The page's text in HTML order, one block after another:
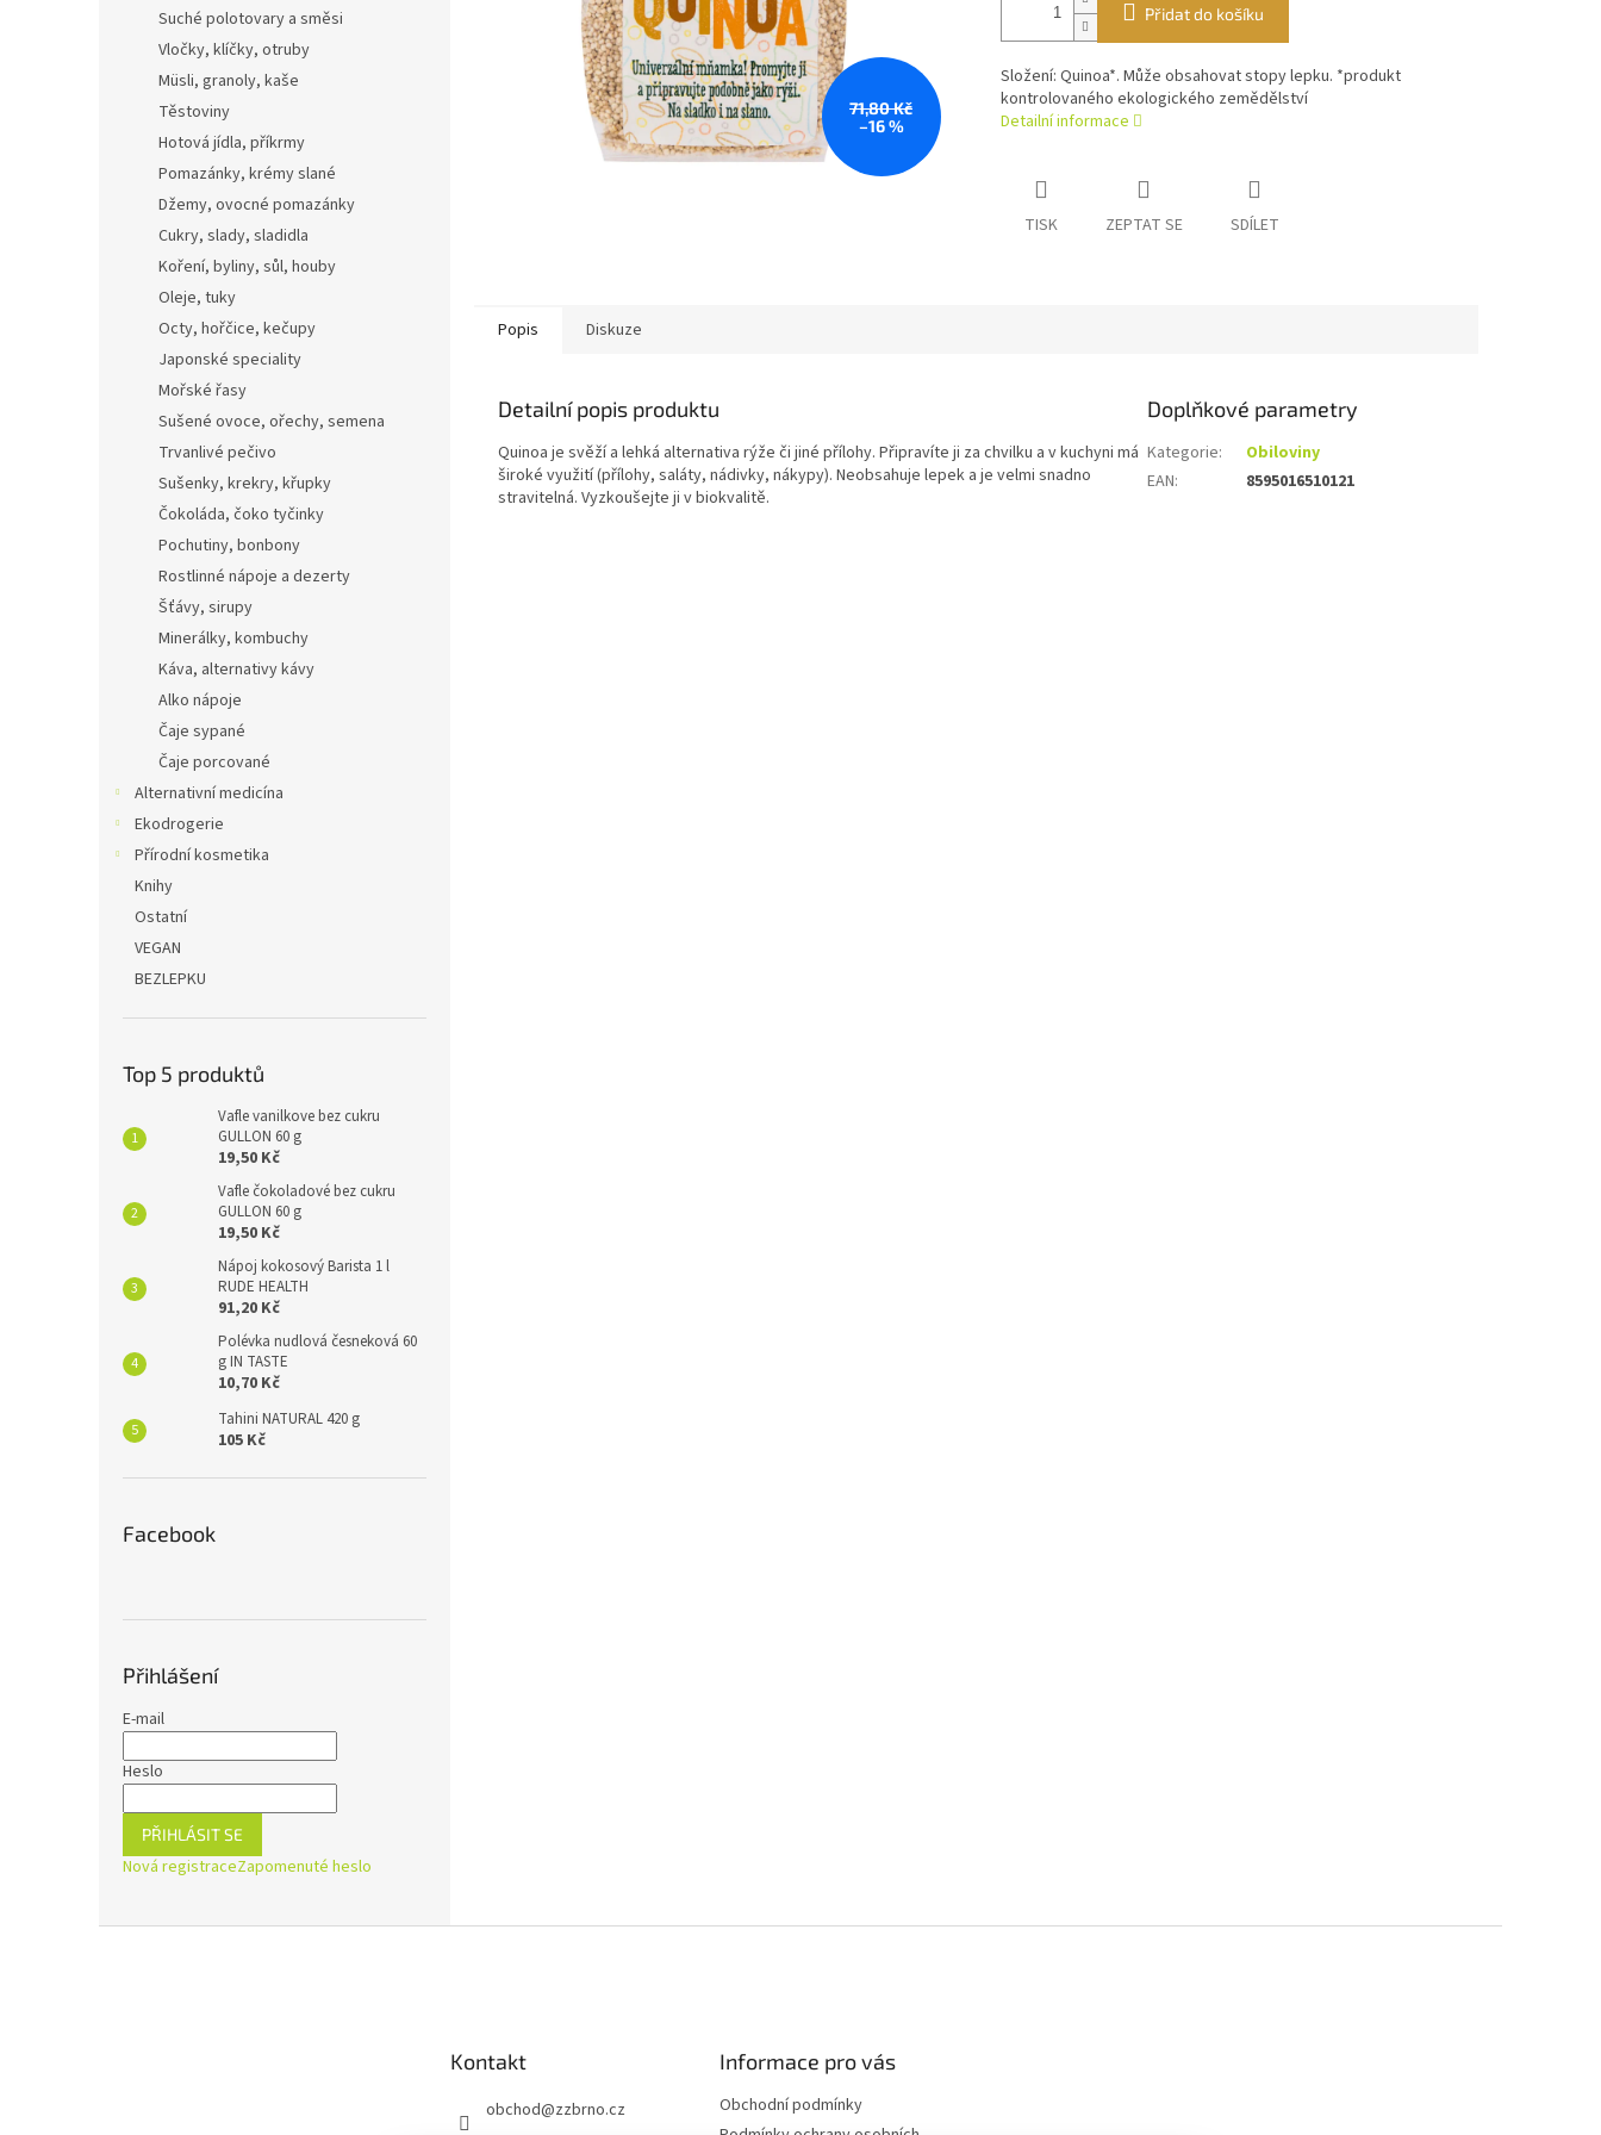
Suché polotovary a směsi
Vločky, klíčky, otruby
Müsli, granoly, kaše
Těstoviny
Hotová jídla, příkrmy
Pomazánky, krémy slané
Džemy, ovocné pomazánky
Cukry, slady, sladidla
Koření, byliny, sůl, houby
Oleje, tuky
Octy, hořčice, kečupy
Japonské speciality
Mořské řasy
Sušené ovoce, ořechy, semena
Trvanlivé pečivo
Sušenky, krekry, křupky
Čokoláda, čoko tyčinky
Pochutiny, bonbony
Rostlinné nápoje a dezerty
Šťávy, sirupy
Minerálky, kombuchy
Káva, alternativy kávy
Alko nápoje
Čaje sypané
Čaje porcované
Alternativní medicína
Ekodrogerie
Přírodní kosmetika
Knihy
Ostatní
VEGAN
BEZLEPKU
Top 5 produktů
Vafle vanilkove bez cukru
GULLON 60 g
19,50 Kč
Vafle čokoladové bez cukru
GULLON 60 g
19,50 Kč
Nápoj kokosový Barista 1 l
RUDE HEALTH
91,20 Kč
Polévka nudlová česneková 60
g IN TASTE
10,70 Kč
Tahini NATURAL 420 g
105 Kč
Facebook
Přihlášení
E-mail
Heslo
PŘIHLÁSIT SE
Nová registraceZapomenuté heslo
71,80 Kč
–16 %
Přidat do košíku
Složení: Quinoa*. Může obsahovat stopy lepku. *produkt
kontrolovaného ekologického zemědělství
Detailní informace
TISK ZEPTAT SE SDÍLET
Popis Diskuze
Detailní popis produktu
Quinoa je svěží a lehká alternativa rýže či jiné přílohy. Připravíte ji za chvilku a v kuchyni má
široké využití (přílohy, saláty, nádivky, nákypy). Neobsahuje lepek a je velmi snadno
stravitelná. Vyzkoušejte ji v biokvalitě.
Doplňkové parametry
Kategorie:
Obiloviny
EAN: 8595016510121
Kontakt
obchod@zzbrno.cz
Informace pro vás
Obchodní podmínky